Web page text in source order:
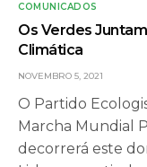
COMUNICADOS
Os Verdes
Climática
NOVEMBRO 5, 2021
O Partido
Marcha Mundial
decorrerá este